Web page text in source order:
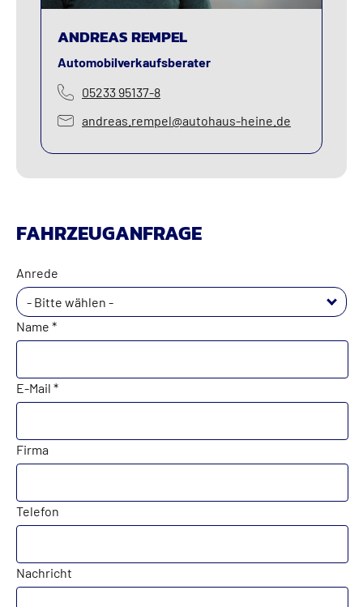
ANDREAS REMPEL
Automobilverkaufsberater
05233 95137-8
andreas.rempel@autohaus-heine.de
FAHRZEUGANFRAGE
Anrede
- Bitte wählen -
Name *
E-Mail *
Firma
Telefon
Nachricht